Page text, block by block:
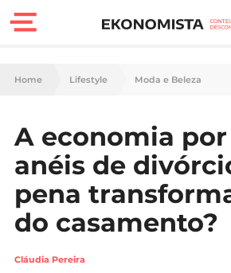
Finanças
Carreira
Casa
Lifestyle
Sociedade
Home Lifestyle Moda e Beleza
A economia
anéis de
pena
do casamento?
Cláudia Pereira